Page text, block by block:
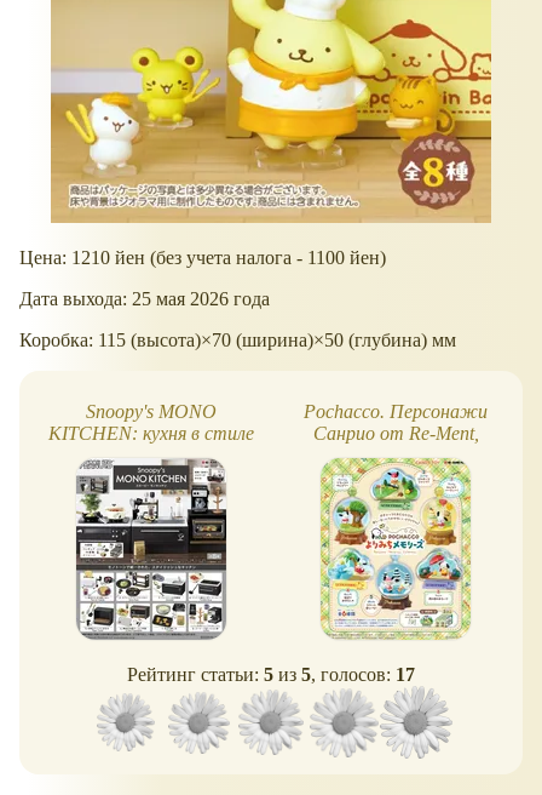
Цена: 1210 йен (без учета налога - 1100 йен)
Дата выхода: 25 мая 2026 года
Коробка: 115 (высота)×70 (ширина)×50 (глубина) мм
Snoopy's MONO
KITCHEN: кухня в стиле
Снупи от Re-Ment
Pochacco. Персонажи
Санрио от Re-Ment,
коллекция террариумов
Почакко
Рейтинг статьи: 5 из 5, голосов: 17